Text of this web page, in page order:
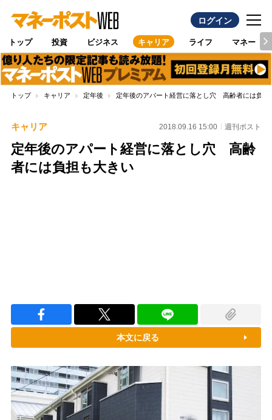
ログイン
トップ 投資 ビジネス キャリア ライフ マネー
トップ キャリア 定年後 定年後のアパート経営に落とし穴 高齢者には負担
キャリア 2018.09.16 15:00 週刊ポスト
定年後のアパート経営に落とし穴 高齢
者には負担も大きい
本文に戻る